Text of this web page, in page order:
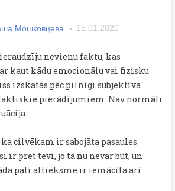
Мошковцева 15.01.2020
nevienu faktu, kas
kaut kādu emocionālu vai fizisku
izskatās pēc pilnīgi subjektīva
pierādījumiem. Nav normāli
cilvēkam ir sabojāta pasaules
ir pret tevi, jo tā nu nevar būt, un
pati attieksme ir iemācīta arī